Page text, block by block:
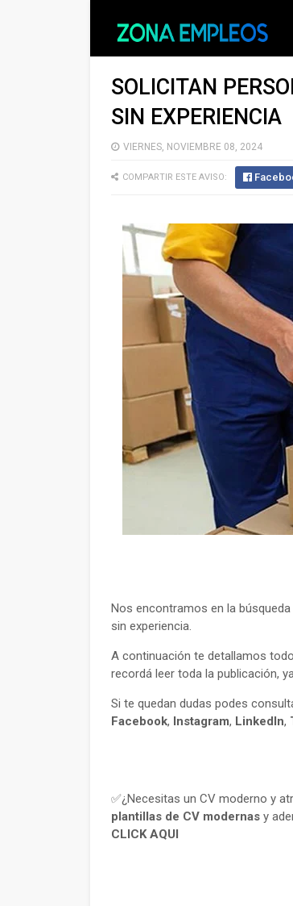
SOLICITAN
SIN EXPERIENCIA
VIERNES, NOVIEMBRE 08, 2024
COMPARTIR ESTE AVISO:
Nos encontramos en la
sin experiencia.
A continuación te detallamos
recordá leer toda la publicación,
Si te quedan dudas podes
Facebook, Instagram, LinkedIn,
✅¿Necesitas un CV moderno y
plantillas de CV modernas y
CLICK AQUI